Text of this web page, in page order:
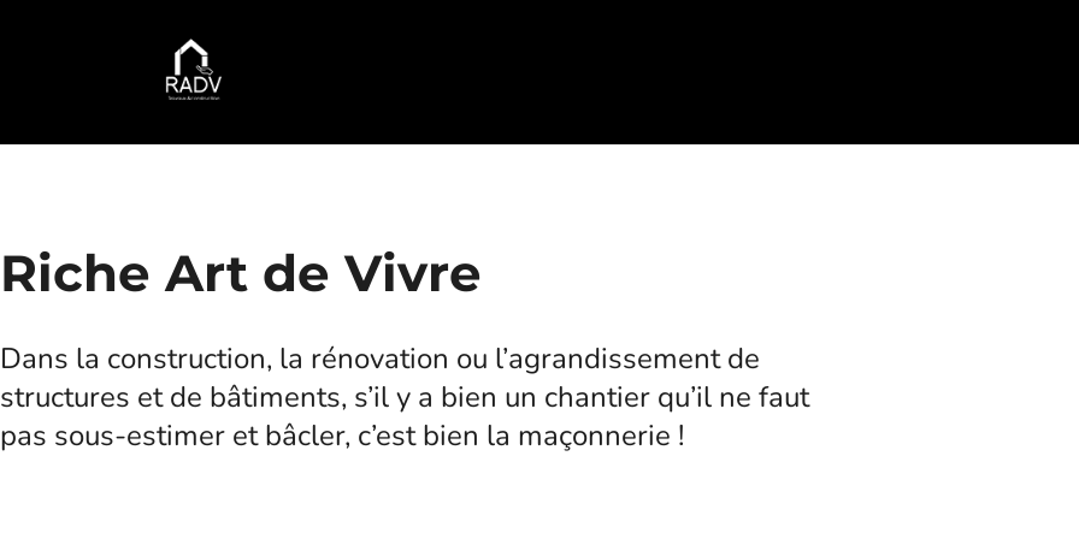
Riche Art de Vivre
Dans la construction, la rénovation ou l’agrandissement de
structures et de bâtiments, s’il y a bien un chantier qu’il ne faut
pas sous-estimer et bâcler, c’est bien la maçonnerie !